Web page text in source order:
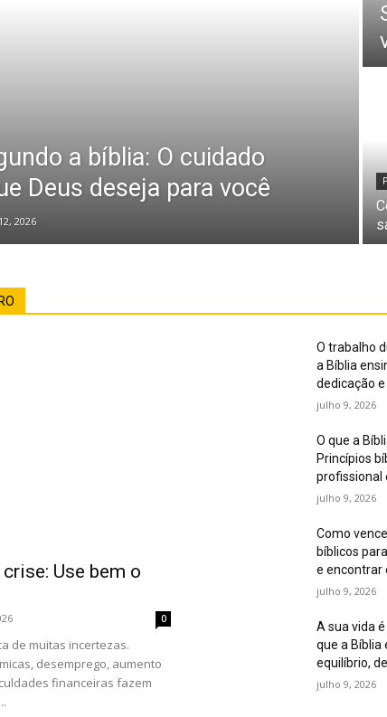
a bíblia: O cuidado
Deus deseja para você
2026
Use bem o
0
de muitas incertezas.
desemprego, aumento
financeiras fazem
O trabalho
a Bíblia
dedicação
julho 9, 2026
O que a
Princípios
profissional
julho 9, 2026
Como
bíblicos
e encontrar
julho 9, 2026
A sua vida
que a Bíblia
equilíbrio,
julho 9, 2026